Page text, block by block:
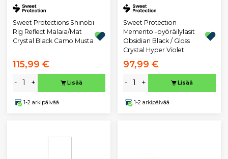
Sweet Protections Shinobi
Rig Reflect Malaia/Mat
Crystal Black Camo Musta
115,99 €
- + Lisää
1-2 arkipäivää
Sweet Protection
Memento -pyöräilylasit
Obsidian Black / Gloss
Crystal Hyper Violet
97,99 €
- + Lisää
1-2 arkipäivää